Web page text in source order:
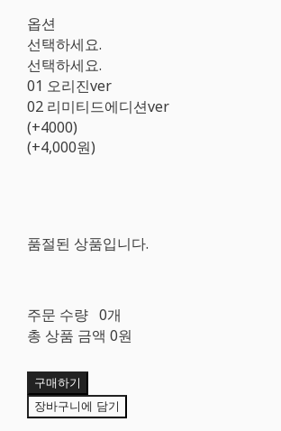
옵션
선택하세요.
선택하세요.
01 오리진ver
02 리미티드에디션ver
(+4000)
(+4,000원)
품절된 상품입니다.
주문 수량 0개
총 상품 금액 0원
구매하기
장바구니에 담기